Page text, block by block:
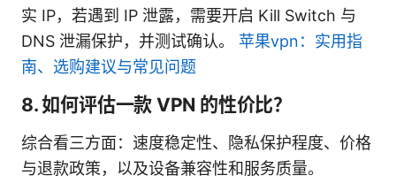
实 IP，若遇到 IP 泄露，需要开启 Kill Switch 与
DNS 泄漏保护，并测试确认。 苹果vpn：实用指
南、选购建议与常见问题
8. 如何评估一款 VPN 的性价比？
综合看三方面：速度稳定性、隐私保护程度、价格
与退款政策，以及设备兼容性和服务质量。